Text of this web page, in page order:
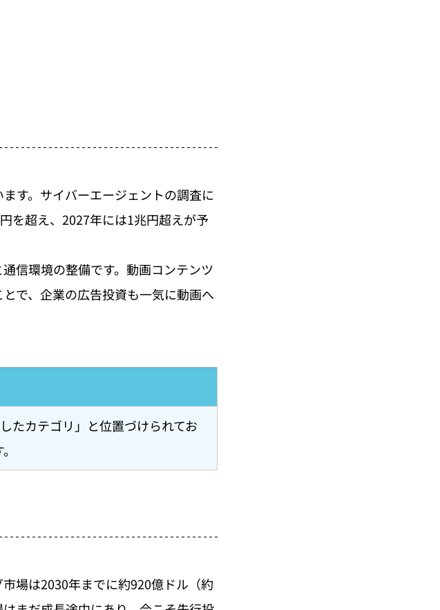
す。サイバーエージェントの調査に
を超え、2027年には1兆円超えが予
信環境の整備です。動画コンテンツ
で、企業の広告投資も一気に動画へ
たカテゴリ」と位置づけられてお
場は2030年までに約920億ドル（約